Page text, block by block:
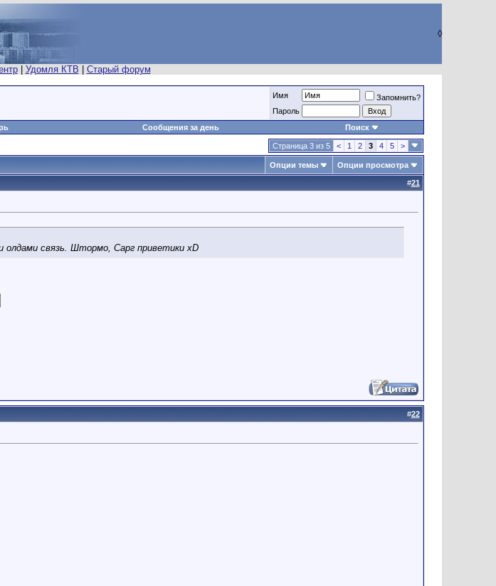
◊
| Удомля КТВ Старый форум
Имя
Запомнить?
Пароль
Сообщения за день Поиск
Страница 3 из 5 < 1 2 3 4 5 >
Опции темы Опции просмотра
#21
олдами связь. Штормо, Сарг приветики xD
#22